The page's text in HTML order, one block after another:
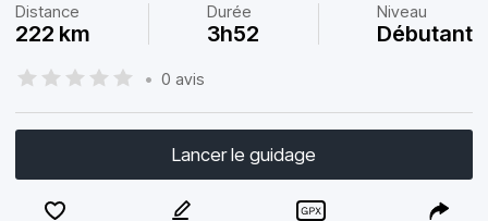
Distance
222 km
Durée
3h52
Niveau
Débutant
• 0 avis
Lancer le guidage